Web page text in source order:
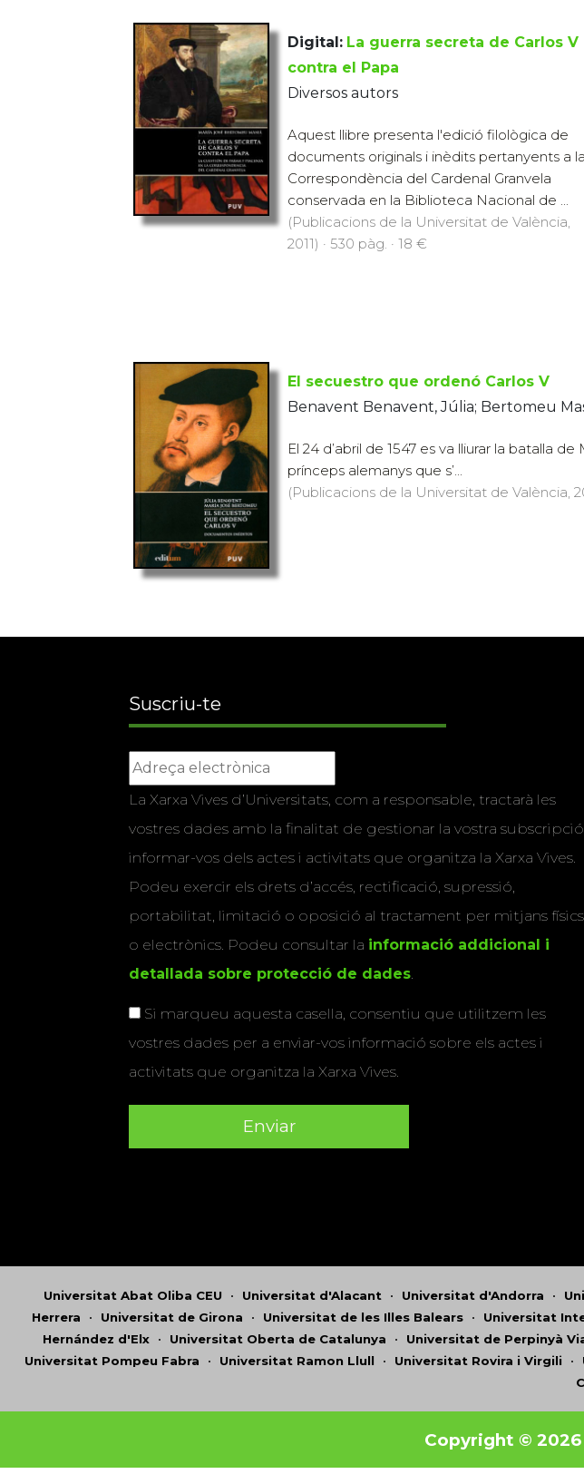
Digital: La guerra secreta de Carlos V
contra el Papa
Diversos autors
Aquest llibre presenta l'edició filològica de
documents originals i inèdits pertanyents a la
Correspondència del Cardenal Granvela
conservada en la Biblioteca Nacional de ...
(Publicacions de la Universitat de València,
2011) · 530 pàg. · 18 €
El secuestro que ordenó Carlos V
Benavent Benavent, Júlia; Bertomeu
El 24 d’abril de 1547 es va lliurar la batalla
prínceps alemanys que s’...
(Publicacions de la Universitat de València,
Suscriu-te
La Xarxa Vives d’Universitats, com a responsable, tractarà les
vostres dades amb la finalitat de gestionar la vostra
informar-vos dels actes i activitats que organitza la Xarxa Vives.
Podeu exercir els drets d’accés, rectificació, supressió,
portabilitat, limitació o oposició al tractament per mitjans físics
o electrònics. Podeu consultar la informació addicional i
detallada sobre protecció de dades.
Si marqueu aquesta casella, consentiu que utilitzem les
vostres dades per a enviar-vos informació sobre els actes i
activitats que organitza la Xarxa Vives.
Universitat Abat Oliba CEU • Universitat d'Alacant • Universitat d'Andorra •
Herrera • Universitat de Girona • Universitat de les Illes Balears • Universitat
Hernández d'Elx • Universitat Oberta de Catalunya • Universitat de Perpinyà
Universitat Pompeu Fabra • Universitat Ramon Llull • Universitat Rovira i Virgili •
Copyright © 2026